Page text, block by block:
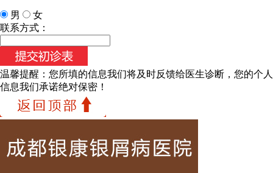
男
女
联系方式：
温馨提醒： 您所填的信息我们将及时反馈给医生诊断，您的个人
信息我们承诺绝对保密！